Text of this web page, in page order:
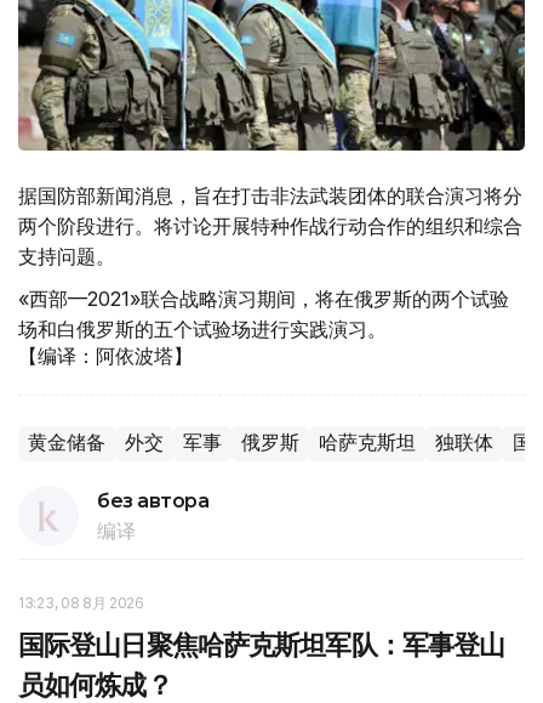
据国防部新闻消息，旨在打击非法武装团体的联合演习将分
两个阶段进行。将讨论开展特种作战行动合作的组织和综合
支持问题。
«西部—2021»联合战略演习期间，将在俄罗斯的两个试验
场和白俄罗斯的五个试验场进行实践演习。
【编译：阿依波塔】
黄金储备 外交 军事 俄罗斯 哈萨克斯坦 独联体 国
без автора
编译
13:23, 08 8月 2026
国际登山日聚焦哈萨克斯坦军队：军事登山
员如何炼成？